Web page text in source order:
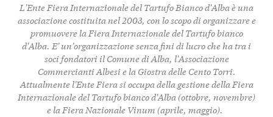
L'Ente Fiera Internazionale del Tartufo Bianco d'Alba è una
associazione costituita nel 2003, con lo scopo di organizzare e
promuovere la Fiera Internazionale del Tartufo bianco
d'Alba. E' un'organizzazione senza fini di lucro che ha tra i
soci fondatori il Comune di Alba, l'Associazione
Commercianti Albesi e la Giostra delle Cento Torri.
Attualmente l'Ente Fiera si occupa della gestione della Fiera
Internazionale del Tartufo bianco d'Alba (ottobre, novembre)
e la Fiera Nazionale Vinum (aprile, maggio).